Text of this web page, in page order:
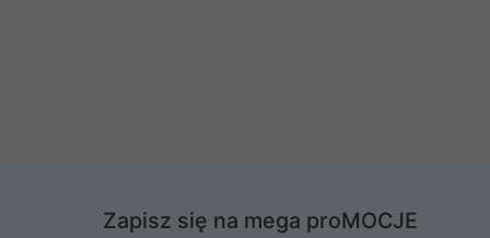
Zapisz się na mega proMOCJE